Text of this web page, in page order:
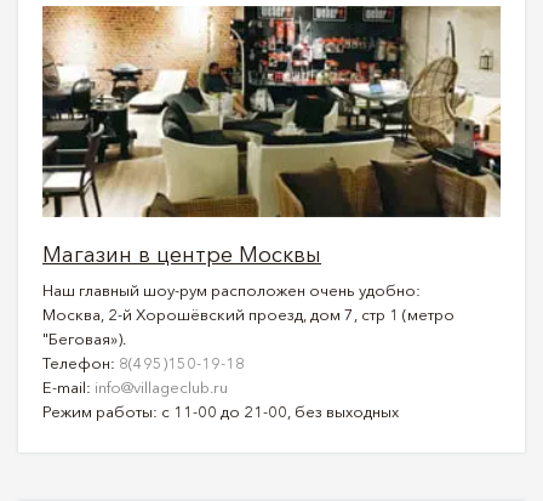
Магазин в центре Москвы
Наш главный шоу-рум расположен очень удобно:
Москва, 2-й Хорошёвский проезд, дом 7, стр 1 (метро
"Беговая»).
Телефон: 8(495)150-19-18
E-mail: info@villageclub.ru
Режим работы: с 11-00 до 21-00, без выходных